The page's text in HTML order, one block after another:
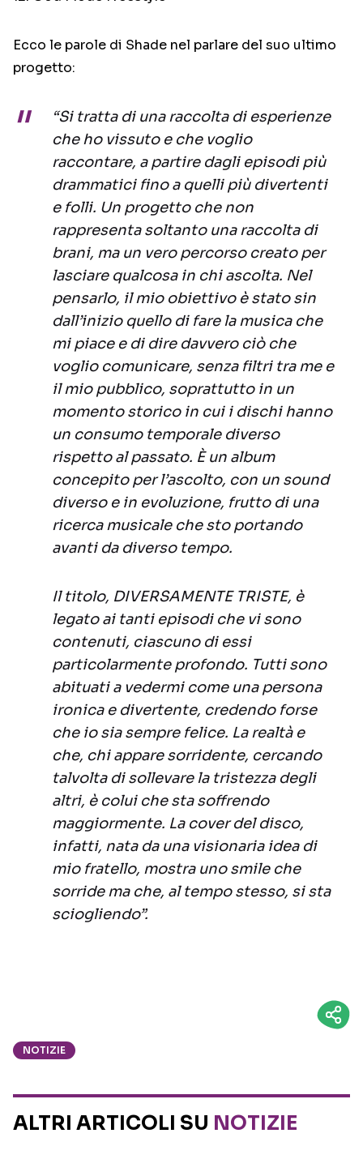
Ecco le parole di Shade nel parlare del suo ultimo
progetto:
“Si tratta di una raccolta di esperienze
che ho vissuto e che voglio
raccontare, a partire dagli episodi più
drammatici fino a quelli più divertenti
e folli. Un progetto che non
rappresenta soltanto una raccolta di
brani, ma un vero percorso creato per
lasciare qualcosa in chi ascolta. Nel
pensarlo, il mio obiettivo è stato sin
dall’inizio quello di fare la musica che
mi piace e di dire davvero ciò che
voglio comunicare, senza filtri tra me e
il mio pubblico, soprattutto in un
momento storico in cui i dischi hanno
un consumo temporale diverso
rispetto al passato. È un album
concepito per l’ascolto, con un sound
diverso e in evoluzione, frutto di una
ricerca musicale che sto portando
avanti da diverso tempo.
Il titolo, DIVERSAMENTE TRISTE, è
legato ai tanti episodi che vi sono
contenuti, ciascuno di essi
particolarmente profondo. Tutti sono
abituati a vedermi come una persona
ironica e divertente, credendo forse
che io sia sempre felice. La realtà e
che, chi appare sorridente, cercando
talvolta di sollevare la tristezza degli
altri, è colui che sta soffrendo
maggiormente. La cover del disco,
infatti, nata da una visionaria idea di
mio fratello, mostra uno smile che
sorride ma che, al tempo stesso, si sta
sciogliendo”.
NOTIZIE
ALTRI ARTICOLI SU NOTIZIE